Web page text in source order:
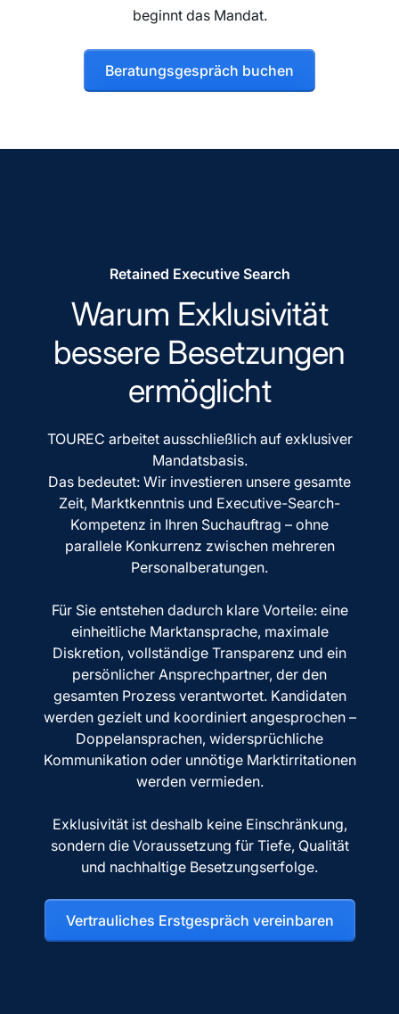
beginnt das Mandat.
Beratungsgespräch buchen
Retained Executive Search
Warum Exklusivität
bessere Besetzungen
ermöglicht
TOUREC arbeitet ausschließlich auf exklusiver
Mandatsbasis.
Das bedeutet: Wir investieren unsere gesamte
Zeit, Marktkenntnis und Executive-Search-
Kompetenz in Ihren Suchauftrag – ohne
parallele Konkurrenz zwischen mehreren
Personalberatungen.
Für Sie entstehen dadurch klare Vorteile: eine
einheitliche Marktansprache, maximale
Diskretion, vollständige Transparenz und ein
persönlicher Ansprechpartner, der den
gesamten Prozess verantwortet. Kandidaten
werden gezielt und koordiniert angesprochen –
Doppelansprachen, widersprüchliche
Kommunikation oder unnötige Marktirritationen
werden vermieden.
Exklusivität ist deshalb keine Einschränkung,
sondern die Voraussetzung für Tiefe, Qualität
und nachhaltige Besetzungserfolge.
Vertrauliches Erstgespräch vereinbaren